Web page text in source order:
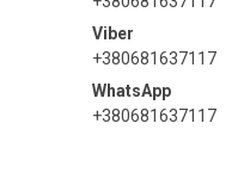
+380681637117
+380681637117